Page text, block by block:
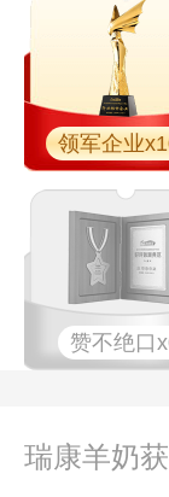
领军企业
赞不绝口
瑞康羊奶